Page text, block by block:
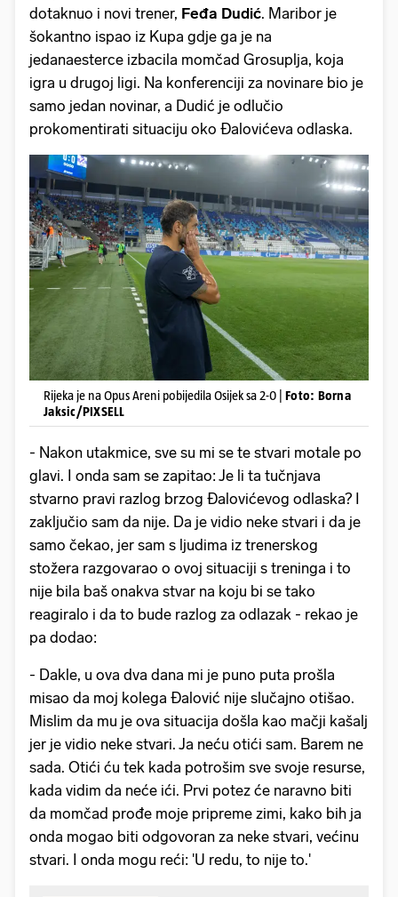
dotaknuo i novi trener, Feđa Dudić. Maribor je
šokantno ispao iz Kupa gdje ga je na
jedanaesterce izbacila momčad Grosuplja, koja
igra u drugoj ligi. Na konferenciji za novinare bio je
samo jedan novinar, a Dudić je odlučio
prokomentirati situaciju oko Đalovićeva odlaska.
Rijeka je na Opus Areni pobijedila Osijek sa 2-0 | Foto: Borna
Jaksic/PIXSELL
- Nakon utakmice, sve su mi se te stvari motale po
glavi. I onda sam se zapitao: Je li ta tučnjava
stvarno pravi razlog brzog Đalovićevog odlaska? I
zaključio sam da nije. Da je vidio neke stvari i da je
samo čekao, jer sam s ljudima iz trenerskog
stožera razgovarao o ovoj situaciji s treninga i to
nije bila baš onakva stvar na koju bi se tako
reagiralo i da to bude razlog za odlazak - rekao je
pa dodao:
- Dakle, u ova dva dana mi je puno puta prošla
misao da moj kolega Đalović nije slučajno otišao.
Mislim da mu je ova situacija došla kao mačji kašalj
jer je vidio neke stvari. Ja neću otići sam. Barem ne
sada. Otići ću tek kada potrošim sve svoje resurse,
kada vidim da neće ići. Prvi potez će naravno biti
da momčad prođe moje pripreme zimi, kako bih ja
onda mogao biti odgovoran za neke stvari, većinu
stvari. I onda mogu reći: 'U redu, to nije to.'